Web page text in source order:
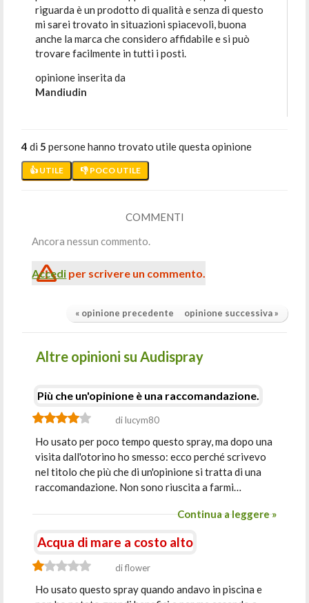
riguarda è un prodotto di qualità e senza di questo
mi sarei trovato in situazioni spiacevoli, buona
anche la marca che considero affidabile e si può
trovare facilmente in tutti i posti.
opinione inserita da
Mandiudin
4 di5 persone hanno trovato utile questa opinione
👍 UTILE 👎 POCO UTILE
COMMENTI
Ancora nessun commento.
Accedi per scrivere un commento.
« opinione precedente opinione successiva »
Altre opinioni su Audispray
Più che un'opinione è una raccomandazione.
di lucym80
Ho usato per poco tempo questo spray, ma dopo una
visita dall'otorino ho smesso: ecco perché scrivevo
nel titolo che più che di un'opinione si tratta di una
raccomandazione. Non sono riuscita a farmi…
Continua a leggere »
Acqua di mare a costo alto
di flower
Ho usato questo spray quando andavo in piscina e